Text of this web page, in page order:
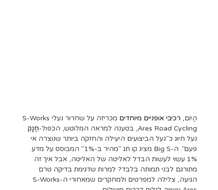
הַיוֹם, רכיבי אופניים מיוחדים
מכריזה על שחרור נעלי S-Works
Ares Road Cycling, בטענה למראה המלוטש, הכפול-
חַנָק
נעל חיוג כ"נעל הביצועים היעילה והחזקה ביותר שנוצרה אי
פעם". ה-Big S מציג קו תג "מהיר ב-1%" המבוסס על מדע.
1% עשוי לעשות הבדל לאליטה של ​​האליטה, אבל איך זה
מתורגם לבני תמותה בלבד? למרות שדגימת בדיקה טרם
הגיעה, צלילה למפרטים ולמחקרים שמאחורי ה-S-Works